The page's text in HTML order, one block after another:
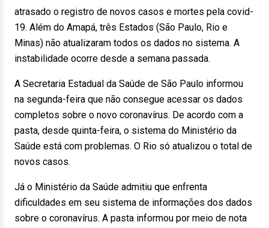
atrasado o registro de novos casos e mortes pela covid-
19. Além do Amapá, três Estados (São Paulo, Rio e
Minas) não atualizaram todos os dados no sistema. A
instabilidade ocorre desde a semana passada.
A Secretaria Estadual da Saúde de São Paulo informou
na segunda-feira que não consegue acessar os dados
completos sobre o novo coronavírus. De acordo com a
pasta, desde quinta-feira, o sistema do Ministério da
Saúde está com problemas. O Rio só atualizou o total de
novos casos.
Já o Ministério da Saúde admitiu que enfrenta
dificuldades em seu sistema de informações dos dados
sobre o coronavírus. A pasta informou por meio de nota